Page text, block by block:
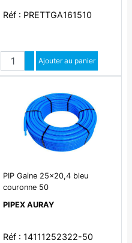
Réf : PRETTGA161510
QuantitéAugmenter quantité
Diminuer quantité
Ajouter au panier
PIP Gaine 25x20,4 bleu
couronne 50
PIPEX AURAY
Réf : 14111252322-50